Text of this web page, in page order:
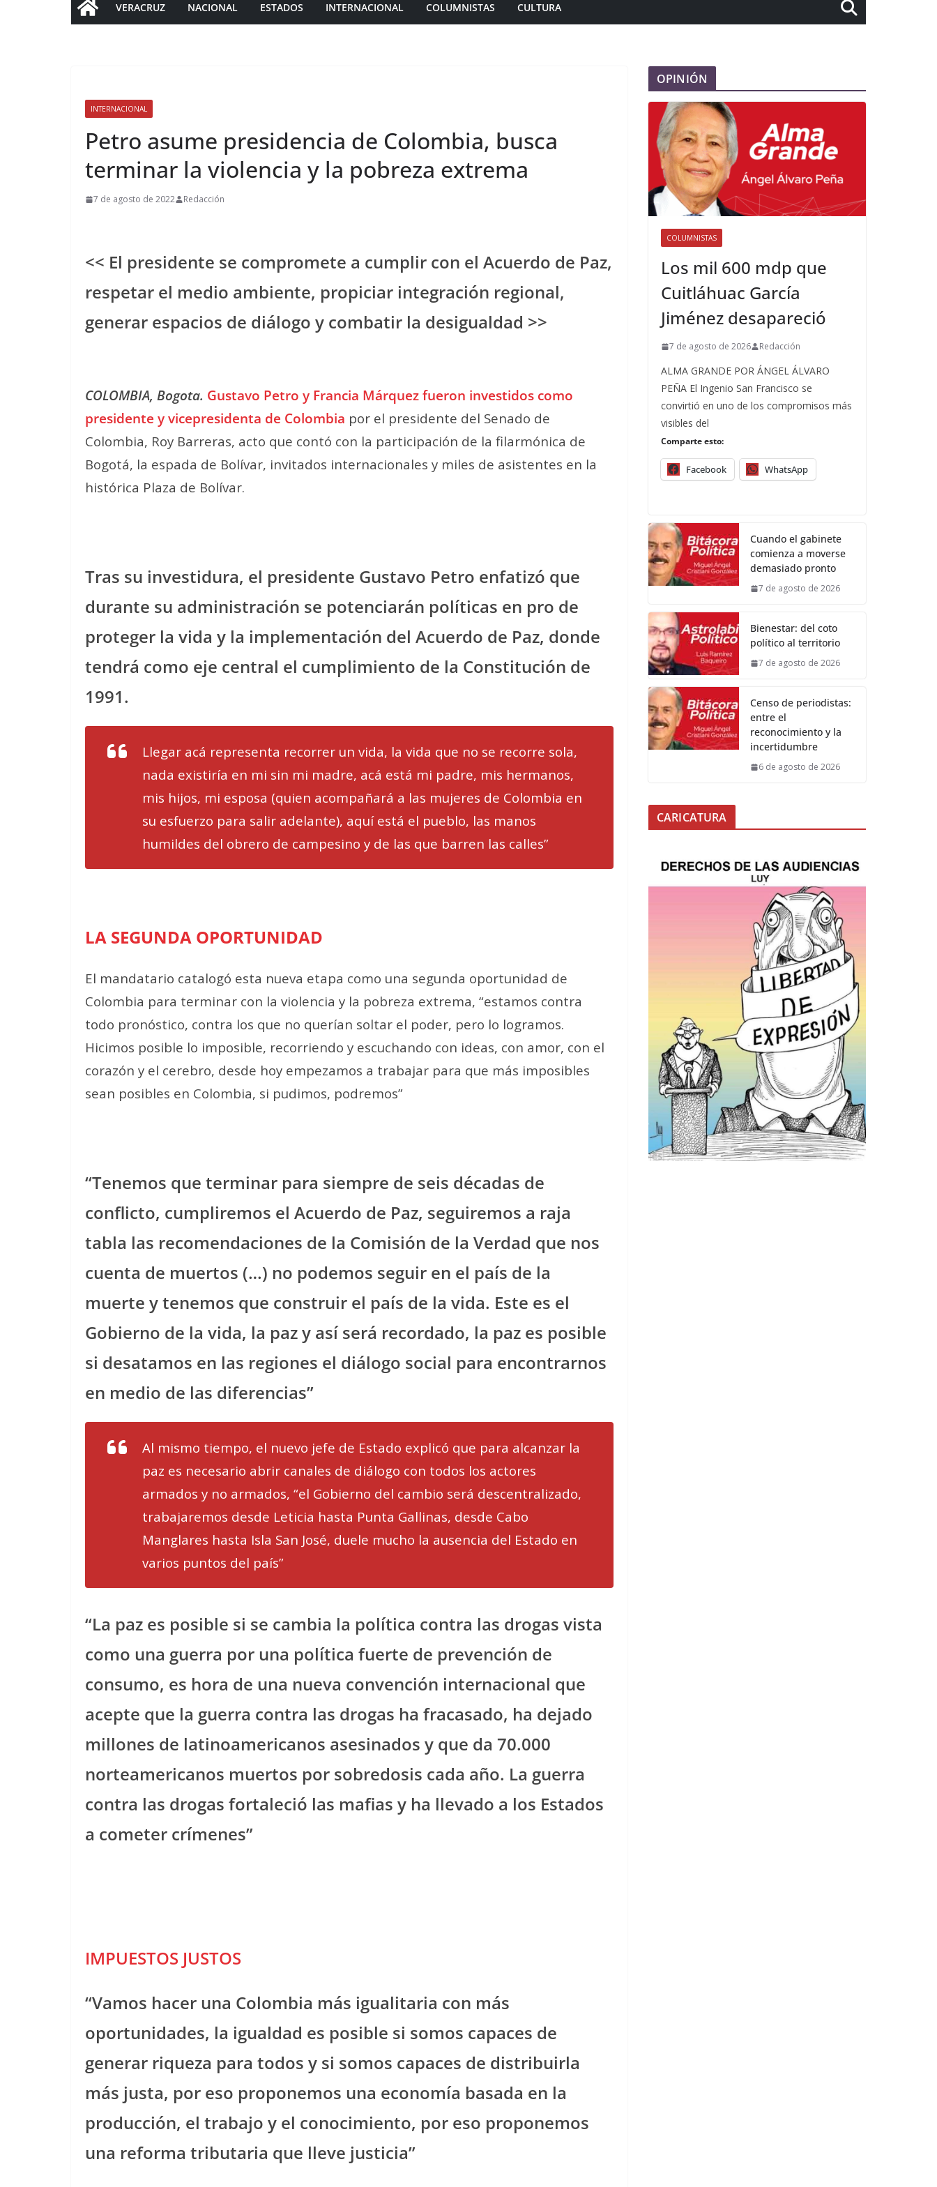
VERACRUZ NACIONAL ESTADOS INTERNACIONAL COLUMNISTAS CULTURA
INTERNACIONAL
Petro asume presidencia de Colombia, busca
terminar la violencia y la pobreza extrema
7 de agosto de 2022 Redacción
<< El presidente se compromete a cumplir con el Acuerdo de Paz,
respetar el medio ambiente, propiciar integración regional,
generar espacios de diálogo y combatir la desigualdad >>
COLOMBIA, Bogota. Gustavo Petro y Francia Márquez fueron investidos como
presidente y vicepresidenta de Colombia por el presidente del Senado de
Colombia, Roy Barreras, acto que contó con la participación de la filarmónica de
Bogotá, la espada de Bolívar, invitados internacionales y miles de asistentes en la
histórica Plaza de Bolívar.
Tras su investidura, el presidente Gustavo Petro enfatizó que
durante su administración se potenciarán políticas en pro de
proteger la vida y la implementación del Acuerdo de Paz, donde
tendrá como eje central el cumplimiento de la Constitución de
1991.
Llegar acá representa recorrer un vida, la vida que no se recorre sola,
nada existiría en mi sin mi madre, acá está mi padre, mis hermanos,
mis hijos, mi esposa (quien acompañará a las mujeres de Colombia en
su esfuerzo para salir adelante), aquí está el pueblo, las manos
humildes del obrero de campesino y de las que barren las calles”
LA SEGUNDA OPORTUNIDAD
El mandatario catalogó esta nueva etapa como una segunda oportunidad de
Colombia para terminar con la violencia y la pobreza extrema, “estamos contra
todo pronóstico, contra los que no querían soltar el poder, pero lo logramos.
Hicimos posible lo imposible, recorriendo y escuchando con ideas, con amor, con el
corazón y el cerebro, desde hoy empezamos a trabajar para que más imposibles
sean posibles en Colombia, si pudimos, podremos”
“Tenemos que terminar para siempre de seis décadas de
conflicto, cumpliremos el Acuerdo de Paz, seguiremos a raja
tabla las recomendaciones de la Comisión de la Verdad que nos
cuenta de muertos (…) no podemos seguir en el país de la
muerte y tenemos que construir el país de la vida. Este es el
Gobierno de la vida, la paz y así será recordado, la paz es posible
si desatamos en las regiones el diálogo social para encontrarnos
en medio de las diferencias”
Al mismo tiempo, el nuevo jefe de Estado explicó que para alcanzar la
paz es necesario abrir canales de diálogo con todos los actores
armados y no armados, “el Gobierno del cambio será descentralizado,
trabajaremos desde Leticia hasta Punta Gallinas, desde Cabo
Manglares hasta Isla San José, duele mucho la ausencia del Estado en
varios puntos del país”
“La paz es posible si se cambia la política contra las drogas vista
como una guerra por una política fuerte de prevención de
consumo, es hora de una nueva convención internacional que
acepte que la guerra contra las drogas ha fracasado, ha dejado
millones de latinoamericanos asesinados y que da 70.000
norteamericanos muertos por sobredosis cada año. La guerra
contra las drogas fortaleció las mafias y ha llevado a los Estados
a cometer crímenes”
IMPUESTOS JUSTOS
“Vamos hacer una Colombia más igualitaria con más
oportunidades, la igualdad es posible si somos capaces de
generar riqueza para todos y si somos capaces de distribuirla
más justa, por eso proponemos una economía basada en la
producción, el trabajo y el conocimiento, por eso proponemos
una reforma tributaria que lleve justicia”
OPINIÓN
COLUMNISTAS
Los mil 600 mdp que
Cuitláhuac García
Jiménez desapareció
7 de agosto de 2026 Redacción
ALMA GRANDE POR ÁNGEL ÁLVARO
PEÑA El Ingenio San Francisco se
convirtió en uno de los compromisos más
visibles del
Comparte esto:
Facebook WhatsApp
Cuando el gabinete
comienza a moverse
demasiado pronto
7 de agosto de 2026
Bienestar: del coto
político al territorio
7 de agosto de 2026
Censo de periodistas:
entre el
reconocimiento y la
incertidumbre
6 de agosto de 2026
CARICATURA